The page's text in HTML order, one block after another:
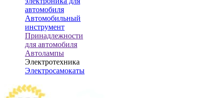
автомобиля
Автомобильный
инструмент
Принадлежности
для автомобиля
Автолампы
Электротехника
Электросамокаты